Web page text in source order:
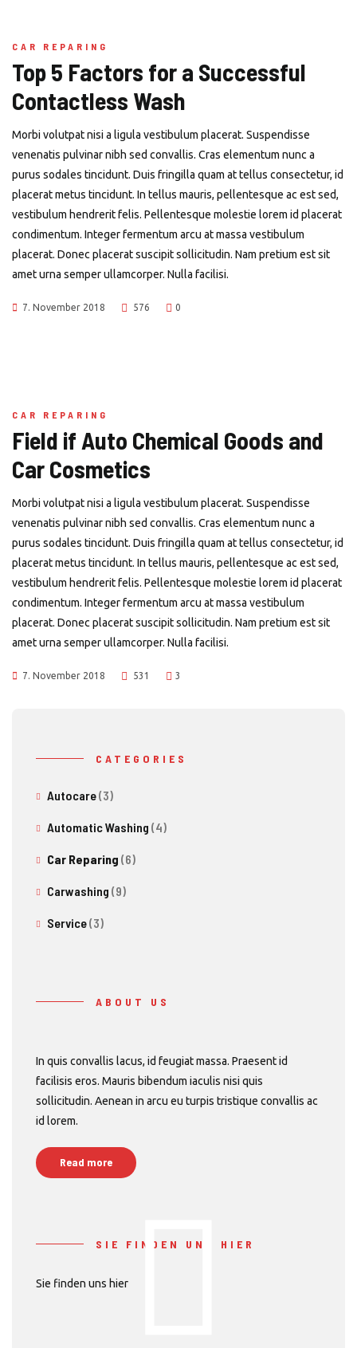
CAR REPARING
Top 5 Factors for a Successful
Contactless Wash
Morbi volutpat nisi a ligula vestibulum placerat. Suspendisse
venenatis pulvinar nibh sed convallis. Cras elementum nunc a
purus sodales tincidunt. Duis fringilla quam at tellus consectetur, id
placerat metus tincidunt. In tellus mauris, pellentesque ac est sed,
vestibulum hendrerit felis. Pellentesque molestie lorem id placerat
condimentum. Integer fermentum arcu at massa vestibulum
placerat. Donec placerat suscipit sollicitudin. Nam pretium est sit
amet urna semper ullamcorper. Nulla facilisi.
7. November 2018 576 0
CAR REPARING
Field if Auto Chemical Goods and
Car Cosmetics
Morbi volutpat nisi a ligula vestibulum placerat. Suspendisse
venenatis pulvinar nibh sed convallis. Cras elementum nunc a
purus sodales tincidunt. Duis fringilla quam at tellus consectetur, id
placerat metus tincidunt. In tellus mauris, pellentesque ac est sed,
vestibulum hendrerit felis. Pellentesque molestie lorem id placerat
condimentum. Integer fermentum arcu at massa vestibulum
placerat. Donec placerat suscipit sollicitudin. Nam pretium est sit
amet urna semper ullamcorper. Nulla facilisi.
7. November 2018 531 3
CATEGORIES
Autocare(3)
Automatic Washing (4)
Car Reparing (6)
Carwashing (9)
Service(3)
ABOUT US
In quis convallis lacus, id feugiat massa. Praesent id
facilisis eros. Mauris bibendum iaculis nisi quis
sollicitudin. Aenean in arcu eu turpis tristique convallis ac
id lorem.
Read more
SIE FINDEN UNS HIER
Sie finden uns hier